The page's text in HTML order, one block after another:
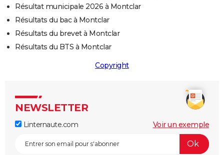
Résultat municipale 2026 à Montclar
Résultats du bac à Montclar
Résultats du brevet à Montclar
Résultats du BTS à Montclar
Copyright
NEWSLETTER
Linternaute.com Voir un exemple